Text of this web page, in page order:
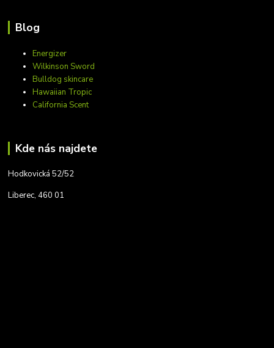
Blog
Energizer
Wilkinson Sword
Bulldog skincare
Hawaiian Tropic
California Scent
Kde nás najdete
Hodkovická 52/52
Liberec, 460 01